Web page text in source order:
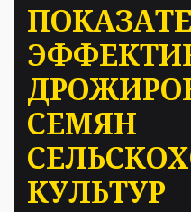
СЕМЯН
КУЛЬТУР